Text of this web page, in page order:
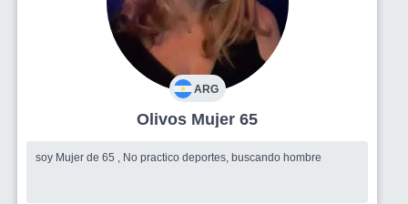
ARG
Olivos Mujer 65
soy Mujer de 65 , No practico deportes, buscando hombre